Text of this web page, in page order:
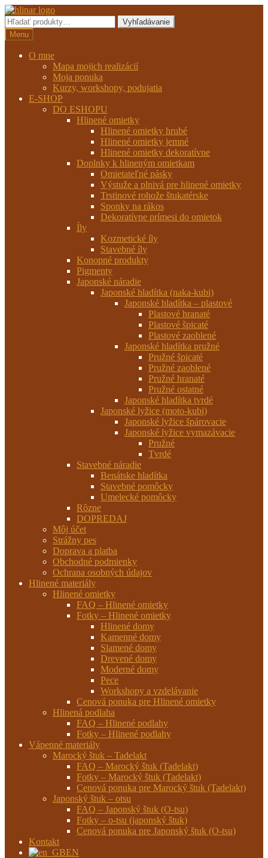
Preskočiť
na
navigáciu
Preskočiť
na
obsah
Hľadať:
Vyhľadávanie
Menu
O mne
Mapa mojich realizácií
Moja ponuka
Kurzy, workshopy, podujatia
E-SHOP
DO ESHOPU
Hlinené omietky
Hlinené omietky hrubé
Hlinené omietky jemné
Hlinené omietky dekoratívne
Doplnky k hlineným omietkam
Omietateľné pásky
Výstuže a plnivá pre hlinené omietky
Trstinové rohože štukatérske
Sponky na rákos
Dekoratívne prímesi do omietok
Íly
Kozmetické íly
Stavebné íly
Konopné produkty
Pigmenty
Japonské náradie
Japonské hladítka (naka-kubi)
Japonské hladítka – plastové
Plastové hranaté
Plastové špicaté
Plastové zaoblené
Japonské hladítka pružné
Pružné špicaté
Pružné zaoblené
Pružné hranaté
Pružné ostatné
Japonské hladítka tvrdé
Japonské lyžice (moto-kubi)
Japonské lyžice špárovacie
Japonské lyžice vymazávacie
Pružné
Tvrdé
Stavebné náradie
Benátske hladítka
Stavebné pomôcky
Umelecké pomôcky
Rôzne
DOPREDAJ
Môj účet
Strážny pes
Doprava a platba
Obchodné podmienky
Ochrana osobných údajov
Hlinené materiály
Hlinené omietky
FAQ – Hlinené omietky
Fotky – Hlinené omietky
Hlinené domy
Kamenné domy
Slamené domy
Drevené domy
Moderné domy
Pece
Workshopy a vzdelávanie
Cenová ponuka pre Hlinené omietky
Hlinená podlaha
FAQ – Hlinené podlahy
Fotky – Hlinené podlahy
Vápenné materiály
Marocký štuk – Tadelakt
FAQ – Marocký štuk (Tadelakt)
Fotky – Marocký štuk (Tadelakt)
Cenová ponuka pre Marocký štuk (Tadelakt)
Japonský štuk – otsu
FAQ – Japonský štuk (O-tsu)
Fotky – o-tsu (japonský štuk)
Cenová ponuka pre Japonský štuk (O-tsu)
Kontakt
EN